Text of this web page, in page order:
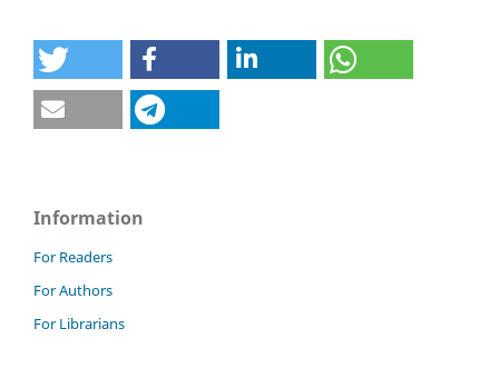
Information
For Readers
For Authors
For Librarians